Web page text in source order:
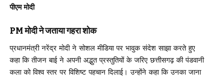
पीएम मोदी
PM मोदी ने जताया गहरा शोक
प्रधानमंत्री नरेंद्र मोदी ने सोशल मीडिया पर भावुक संदेश साझा करते हुए
कहा कि तीजन बाई ने अपनी अद्भुत प्रस्तुतियों के जरिए छत्तीसगढ़ की पंडवानी
कला को विश्व स्तर पर विशिष्ट पहचान दिलाई। उन्होंने कहा कि उनका जाना